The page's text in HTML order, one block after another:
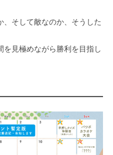
、そして敵なのか、そうした
見極めながら勝利を目指し